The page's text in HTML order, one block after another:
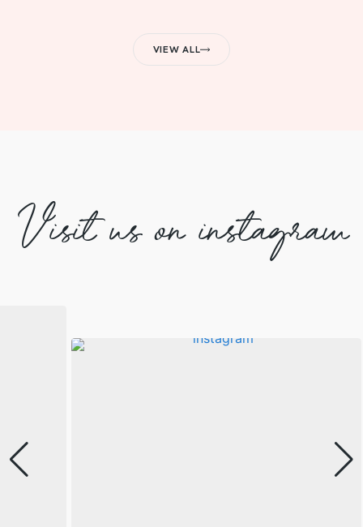
VIEW ALL
Visit us on instagram